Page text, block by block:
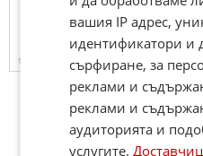
преди
вашия IP адрес,
идентификатори и
сърфиране, за
реклами и
реклами и
аудиторията и
услугите.